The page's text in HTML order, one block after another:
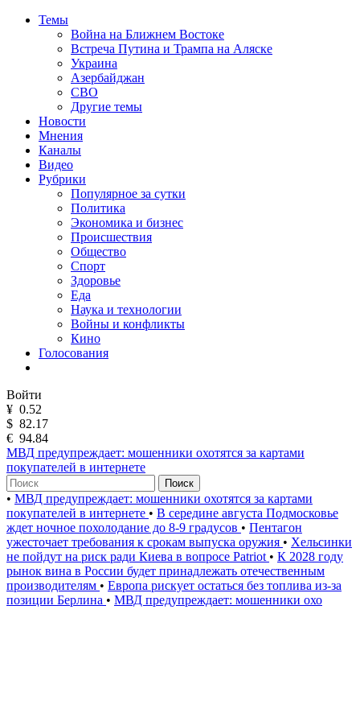
Темы
Война на Ближнем Востоке
Встреча Путина и Трампа на Аляске
Украина
Азербайджан
СВО
Другие темы
Новости
Мнения
Каналы
Видео
Рубрики
Популярное за сутки
Политика
Экономика и бизнес
Происшествия
Общество
Спорт
Здоровье
Еда
Наука и технологии
Войны и конфликты
Кино
Голосования
Войти
¥ 0.52
$ 82.17
€ 94.84
МВД предупреждает: мошенники охотятся за картами
покупателей в интернете
Поиск
• МВД предупреждает: мошенники охотятся за картами
покупателей в интернете • В середине августа Подмосковье
ждет ночное похолодание до 8-9 градусов • Пентагон
ужесточает требования к срокам выпуска оружия • Хельсинки
не пойдут на риск ради Киева в вопросе Patriot • К 2028 году
рынок вина в России будет принадлежать отечественным
производителям • Европа рискует остаться без топлива из-за
позиции Берлина • МВД предупреждает: мошенники охо